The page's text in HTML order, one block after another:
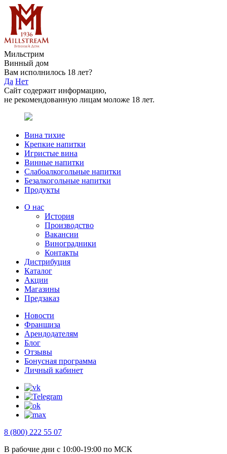
Мильстрим
Винный дом
Вам исполнилось 18 лет?
Да Нет
Сайт содержит информацию,
не рекомендованную лицам моложе 18 лет.
Вина тихие
Крепкие напитки
Игристые вина
Винные напитки
Слабоалкогольные напитки
Безалкогольные напитки
Продукты
О нас
История
Производство
Вакансии
Виноградники
Контакты
Дистрибуция
Каталог
Акции
Магазины
Предзаказ
Новости
Франшиза
Арендодателям
Блог
Отзывы
Бонусная программа
Личный кабинет
8 (800) 222 55 07
В рабочие дни с 10:00-19:00 по МСК